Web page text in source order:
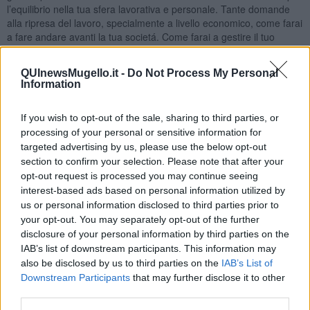
QUInewsMugello.it - Do Not Process My Personal
Information
If you wish to opt-out of the sale, sharing to third parties, or
processing of your personal or sensitive information for
targeted advertising by us, please use the below opt-out
section to confirm your selection. Please note that after your
opt-out request is processed you may continue seeing
interest-based ads based on personal information utilized by
us or personal information disclosed to third parties prior to
your opt-out. You may separately opt-out of the further
disclosure of your personal information by third parties on the
IAB’s list of downstream participants. This information may
also be disclosed by us to third parties on the IAB’s List of
Downstream Participants that may further disclose it to other
l’equilibrio nella tua sfera lavorativa e personale. Tante domande
alla ripresa del lavoro, specialmente a livello economico, come farai
a fare andare avanti la tua societá. Come farai a gestire il tuo
lavoro, con le nuove regole, se fai l’impiegato in qualche azienda.
Comunque tu, per natura sei molto responsabile, accetterai le
nuove regole. Hai le carte vincenti in mano, per risolvere tutto nel
miglior modo possibile. Se hai avuto difficoltá nel coabitare con il
Con Venere a favore per tutto il mese, i problemi affettivi saranno
risolti, o perlomeno saranno meno evidenti. Se sei single, e ti
piacerebbe fare una nuova conoscenza, il mese di maggio offrirá
tante opportunitá. La Luna nel tuo segno il 4-5 maggio, inoltre
anche il 9 maggio offriranno delle occasioni per fare una nuova
conoscenza. Potresti rivedere una persona del tuo passato il 13 o
14 maggio, con Saturno e Mercurio in ottimo aspetto, potresti
prendere una decisione saggia. La Luna Nuova del 22 maggio nel
segno-amico Gemelli ti aprirá la strada per un futuro migliore. Per
fine mese troverai una soluzione ai problemi burocratici o
contrattuali.
Scorpione
Era troppo lunga l’attesa per poter tornare al lavoro, ultimamente